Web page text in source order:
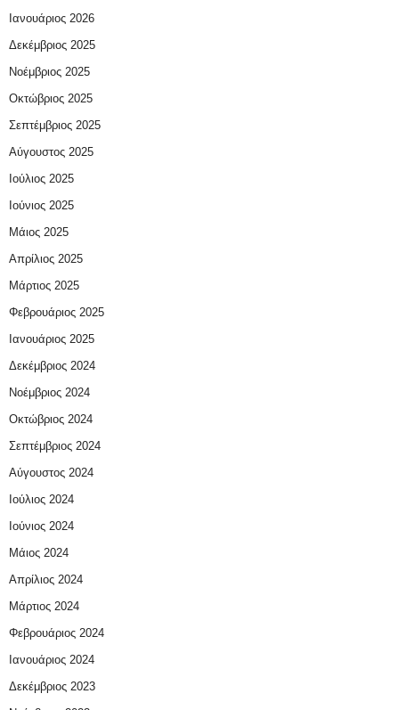
Ιανουάριος 2026
Δεκέμβριος 2025
Νοέμβριος 2025
Οκτώβριος 2025
Σεπτέμβριος 2025
Αύγουστος 2025
Ιούλιος 2025
Ιούνιος 2025
Μάιος 2025
Απρίλιος 2025
Μάρτιος 2025
Φεβρουάριος 2025
Ιανουάριος 2025
Δεκέμβριος 2024
Νοέμβριος 2024
Οκτώβριος 2024
Σεπτέμβριος 2024
Αύγουστος 2024
Ιούλιος 2024
Ιούνιος 2024
Μάιος 2024
Απρίλιος 2024
Μάρτιος 2024
Φεβρουάριος 2024
Ιανουάριος 2024
Δεκέμβριος 2023